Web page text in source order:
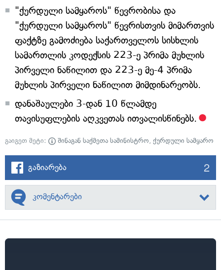
"ქურდული სამყაროს" წევრობისა და
"ქურდული სამყაროს" წევრისთვის მიმართვის
ფაქტზე გამოძიება საქართველოს სისხლის
სამართლის კოდექსის 223-ე პრიმა მუხლის
პირველი ნაწილით და 223-ე მე-4 პრიმა
მუხლის პირველი ნაწილით მიმდინარეობს.
დანაშაულები 3-დან 10 წლამდე
თავისუფლების აღკვეთას ითვალისწინებს.
გაიგეთ მეტი: შინაგან საქმეთა სამინისტრო, ქურდული სამყარო
გაზიარება 2
კომენტარები